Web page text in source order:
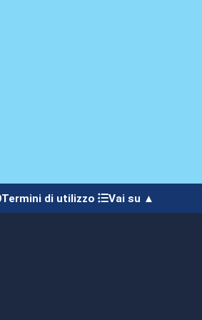
Termini di utilizzo Vai su ▲